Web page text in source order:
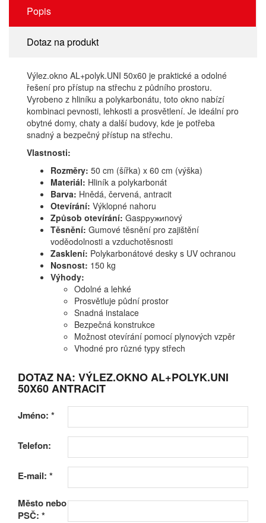
Popis
Dotaz na produkt
Výlez.okno AL+polyk.UNI 50x60 je praktické a odolné
řešení pro přístup na střechu z půdního prostoru.
Vyrobeno z hliníku a polykarbonátu, toto okno nabízí
kombinaci pevnosti, lehkosti a prosvětlení. Je ideální pro
obytné domy, chaty a další budovy, kde je potřeba
snadný a bezpečný přístup na střechu.
Vlastnosti:
Rozměry: 50 cm (šířka) x 60 cm (výška)
Materiál: Hliník a polykarbonát
Barva: Hnědá, červená, antracit
Otevírání: Výklopné nahoru
Způsob otevírání: Gaspружиnový
Těsnění: Gumové těsnění pro zajištění
voděodolnosti a vzduchotěsnosti
Zasklení: Polykarbonátové desky s UV ochranou
Nosnost: 150 kg
Výhody:
Odolné a lehké
Prosvětluje půdní prostor
Snadná instalace
Bezpečná konstrukce
Možnost otevírání pomocí plynových vzpěr
Vhodné pro různé typy střech
DOTAZ NA: VÝLEZ.OKNO AL+POLYK.UNI
50X60 ANTRACIT
Jméno: *
Telefon:
E-mail: *
Město nebo
PSČ: *